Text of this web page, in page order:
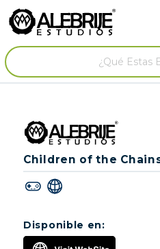
Children of the
Disponible en: